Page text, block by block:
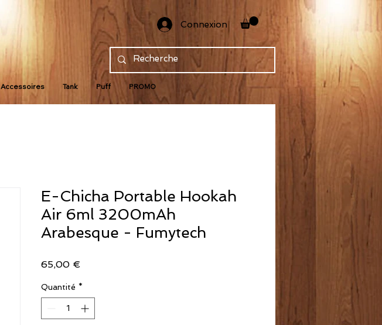
Accessoires Tank Puff PROMO
Connexion
E-Chicha Portable Hookah
Air 6ml 3200mAh
Arabesque - Fumytech
65,00 €
Quantité *